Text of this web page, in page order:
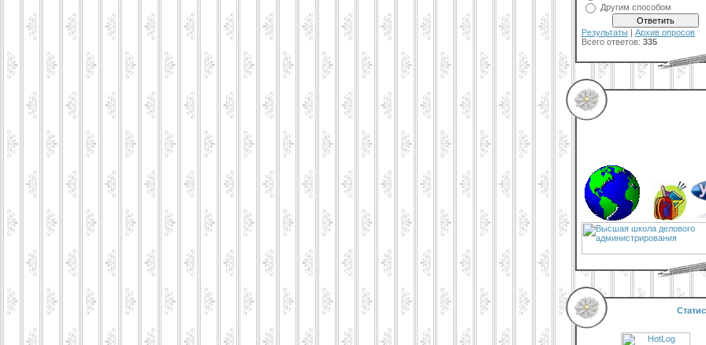
Другим способом
Результаты | Архив опросов
Всего ответов: 335